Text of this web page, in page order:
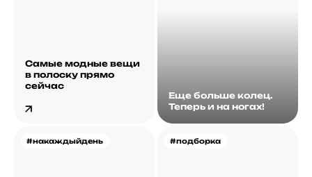
Самые модные вещи
в полоску прямо
сейчас
Еще больше колец.
Теперь и на ногах!
#накаждыйдень #подборка